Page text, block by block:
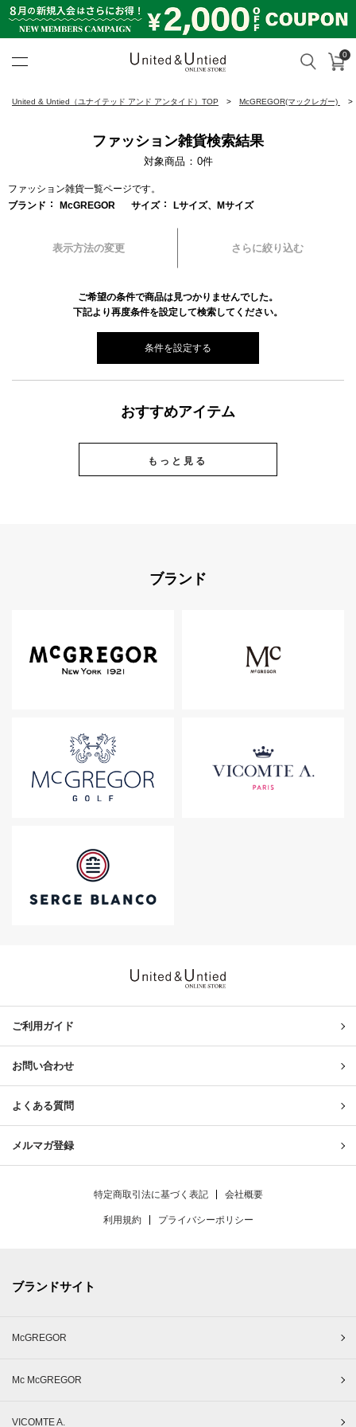
検索 カ
0
United & Untied（ユナイテッド アンド アンタイド）TOP McGREGOR(マックレガー)
ファッション雑貨検索結果
対象商品 0件
ファッション雑貨一覧ページです。
ブランド
McGREGOR サイズ Lサイズ、Mサイズ
表示方法の変更 さらに絞り込む
ご希望の条件で商品は見つかりませんでした。
下記より再度条件を設定して検索してください。
条件を設定する
おすすめアイテム
もっと見る
ブランド
ご利用ガイド
お問い合わせ
よくある質問
メルマガ登録
特定商取引法に基づく表記 会社概要
利用規約 プライバシーポリシー
ブランドサイト
McGREGOR
Mc McGREGOR
VICOMTE A.